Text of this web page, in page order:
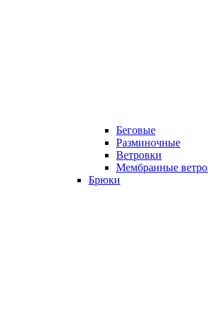
Беговые
Разминочные
Ветровки
Мембранные
Брюки